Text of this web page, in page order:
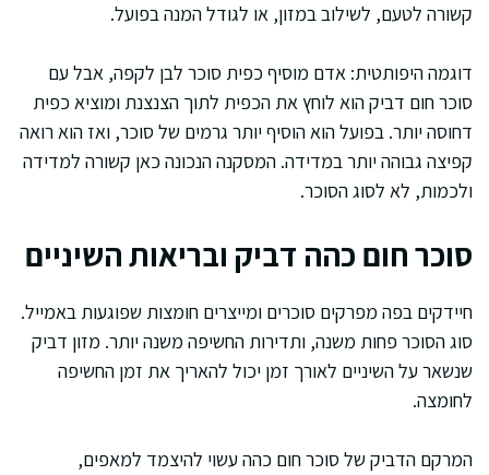
קשורה לטעם, לשילוב במזון, או לגודל המנה בפועל.
דוגמה היפותטית: אדם מוסיף כפית סוכר לבן לקפה, אבל עם
סוכר חום דביק הוא לוחץ את הכפית לתוך הצנצנת ומוציא כפית
דחוסה יותר. בפועל הוא הוסיף יותר גרמים של סוכר, ואז הוא רואה
קפיצה גבוהה יותר במדידה. המסקנה הנכונה כאן קשורה למדידה
ולכמות, לא לסוג הסוכר.
סוכר חום כהה דביק ובריאות השיניים
חיידקים בפה מפרקים סוכרים ומייצרים חומצות שפוגעות באמייל.
סוג הסוכר פחות משנה, ותדירות החשיפה משנה יותר. מזון דביק
שנשאר על השיניים לאורך זמן יכול להאריך את זמן החשיפה
לחומצה.
המרקם הדביק של סוכר חום כהה עשוי להיצמד למאפים,